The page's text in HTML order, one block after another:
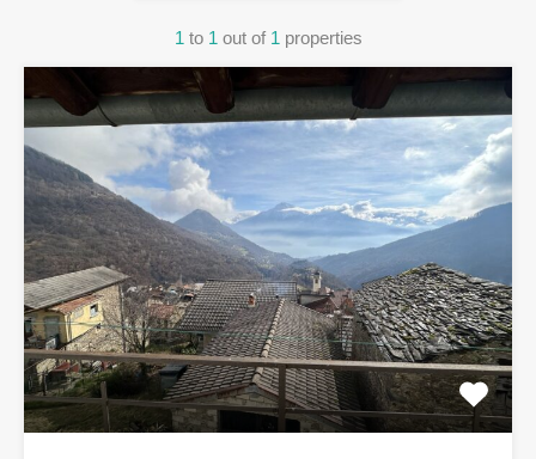
1 to 1 out of 1 properties